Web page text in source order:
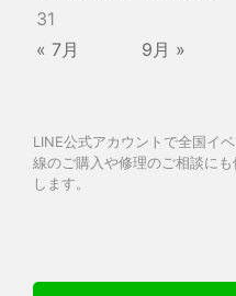
31
« 7月
9月 »
LINE公式アカウントで全国イ
線のご購入や修理のご相談に
します。